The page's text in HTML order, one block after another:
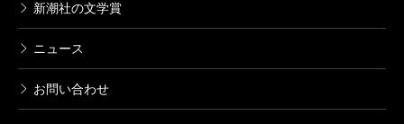
新潮社の文学賞
ニュース
お問い合わせ